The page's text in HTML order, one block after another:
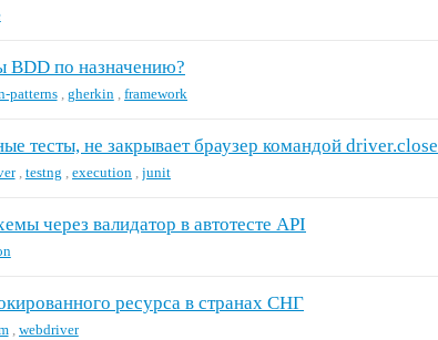
BDD по назначению?
patterns , gherkin ,framework
тесты, не закрывает браузер командой driver.close
, testng ,execution ,junit
через валидатор в автотесте API
ресурса в странах СНГ
, webdriver